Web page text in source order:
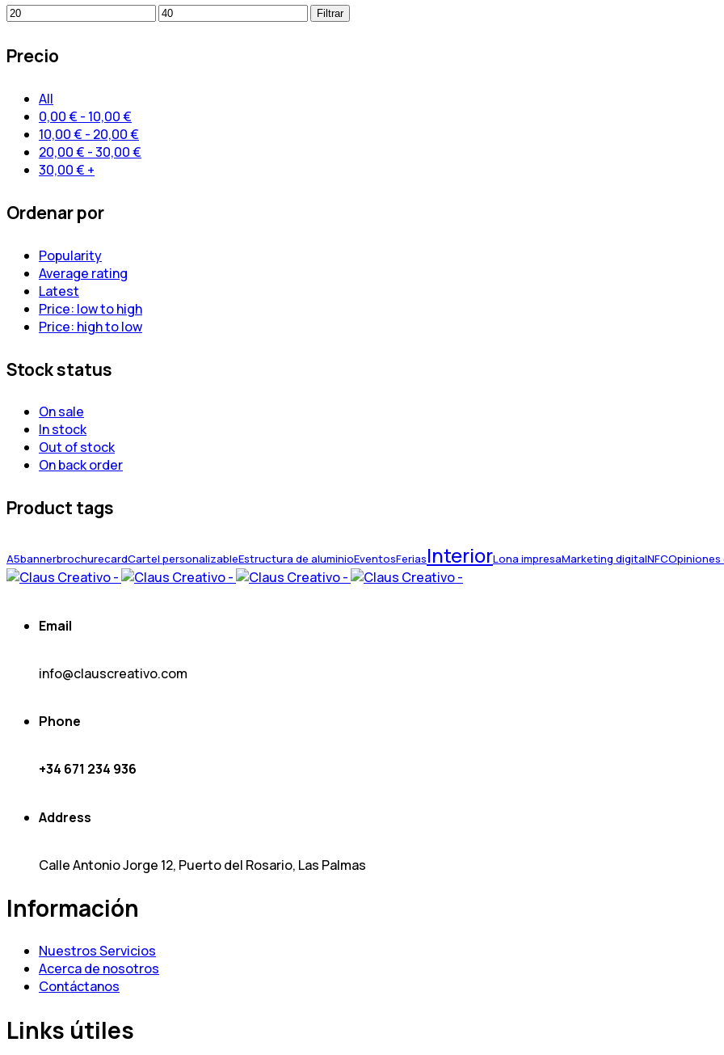
Precio
Precio
Filtrar
Precio
All
0,00€ - 10,00€
10,00€ - 20,00€
20,00€ -30,00€
30,00€ +
Ordenar por
Popularity
Average rating
Latest
Price: low to high
Price: high to low
Stock status
On sale
In stock
Out of stock
On back order
Product tags
A5bannerbrochurecardCartel personalizableEstructura de aluminioEventosFeriasInteriorLona impresaMarketing digitalNFCOpiniones
Email
info@clauscreativo.com
Phone
+34 671 234 936
Address
Calle Antonio Jorge 12, Puerto del Rosario, Las Palmas
Información
Nuestros Servicios
Acerca de nosotros
Contáctanos
Links útiles